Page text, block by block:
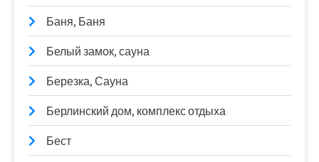
Баня, Баня
Белый замок, сауна
Березка, Сауна
Берлинский дом, комплекс отдыха
Бест